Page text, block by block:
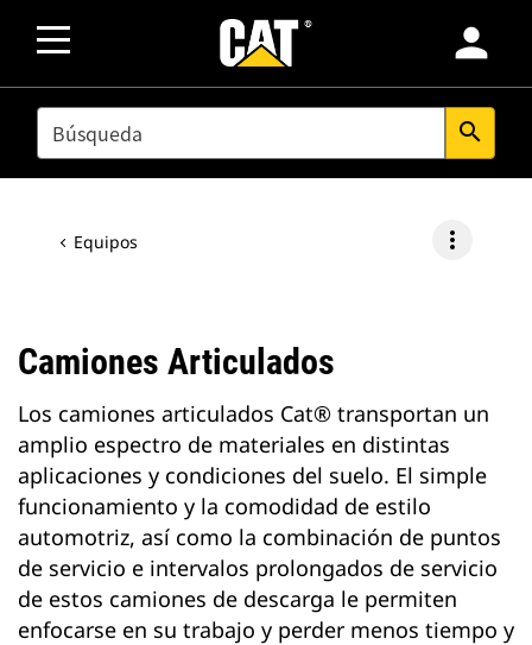
person
SEARCH search
Equipos more_vert
Camiones Articulados
Los camiones articulados Cat® transportan un
amplio espectro de materiales en distintas
aplicaciones y condiciones del suelo. El simple
funcionamiento y la comodidad de estilo
automotriz, así como la combinación de puntos
de servicio e intervalos prolongados de servicio
de estos camiones de descarga le permiten
enfocarse en su trabajo y perder menos tiempo y